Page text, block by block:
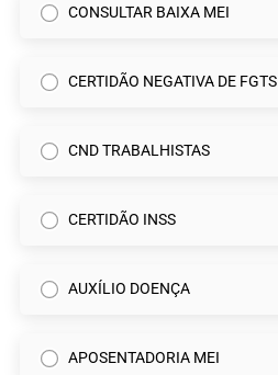
CONSULTAR BAIXA MEI
CERTIDÃO NEGATIVA DE FGTS
CND TRABALHISTAS
CERTIDÃO INSS
AUXÍLIO DOENÇA
APOSENTADORIA MEI